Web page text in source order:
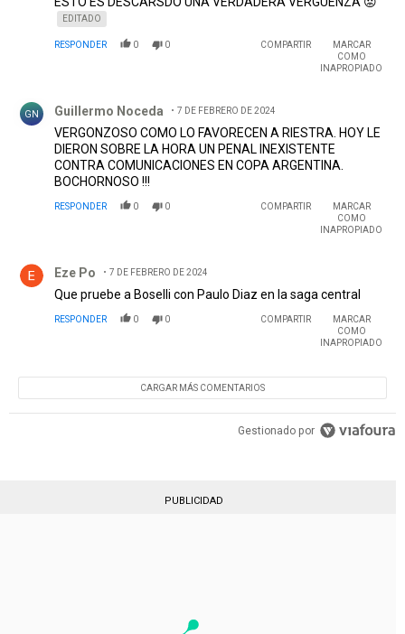
EDITADO
RESPONDER 0 0 COMPARTIR
MARCAR
COMO
INAPROPIADO
GN Guillermo Noceda 7 DE FEBRERO DE 2024
VERGONZOSO COMO LO FAVORECEN A RIESTRA. HOY LE
DIERON SOBRE LA HORA UN PENAL INEXISTENTE
CONTRA COMUNICACIONES EN COPA ARGENTINA.
BOCHORNOSO !!!
RESPONDER 0 0 COMPARTIR
MARCAR
COMO
INAPROPIADO
Eze Po 7 DE FEBRERO DE 2024
Que pruebe a Boselli con Paulo Diaz en la saga central
RESPONDER 0 0 COMPARTIR
MARCAR
COMO
INAPROPIADO
CARGAR MÁS COMENTARIOS
Gestionado por
PUBLICIDAD